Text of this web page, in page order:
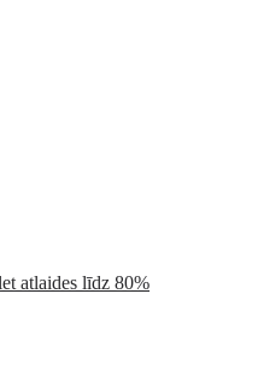
atlaides līdz 80%